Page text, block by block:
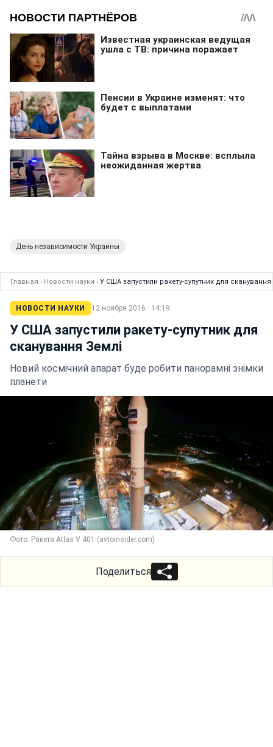
День независимости Украины
Главная › Новости науки › У США запустили ракету-супутник для сканування
НОВОСТИ НАУКИ 12 ноября 2016 · 14:19
У США запустили ракету-супутник для
сканування Землі
Новий космічний апарат буде робити панорамні знімки
планети
Фото: Ракета Atlas V 401 (avtoinsider.com)
Поделиться